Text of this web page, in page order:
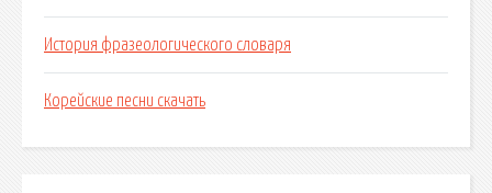
История фразеологического словаря
Корейские песни скачать